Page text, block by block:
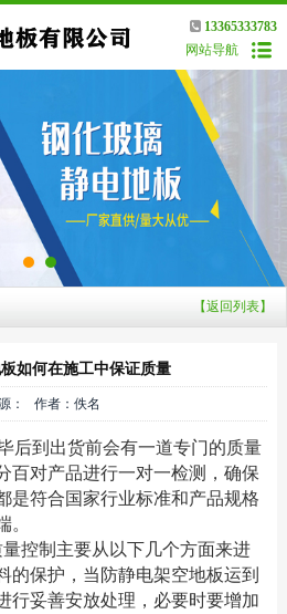
13365333783
网站导航
【返回列表】
如何在施工中保证质量
： 作者：佚名
后到出货前会有一道专门的质量
百对产品进行一对一检测，确保
是符合国家行业标准和产品规格
。
控制主要从以下几个方面来进
的保护，当防静电架空地板运到
行妥善安放处理，必要时要增加